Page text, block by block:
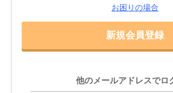
お困りの場合
新規会員登録
他のメールアドレスでロ